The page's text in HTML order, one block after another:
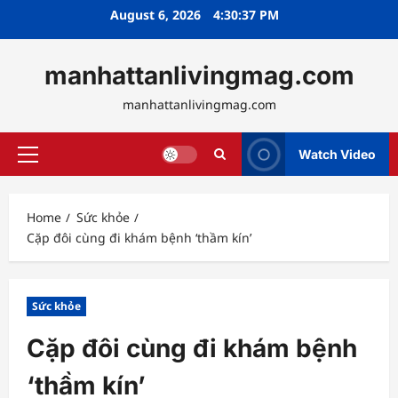
August 6, 2026 4:30:38 PM
manhattanlivingmag.com
manhattanlivingmag.com
Primary
Watch Video
Home
Sức khỏe
Cặp đôi cùng đi khám bệnh ‘thầm kín’
Sức khỏe
Cặp đôi cùng đi khám bệnh
‘thầm kín’